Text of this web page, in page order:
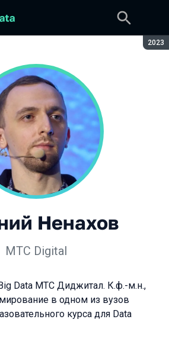
2023
Ненахов
МТC Digital
Data МТС Диджитал. К.ф.-м.н.,
в одном из вузов
курса для Data